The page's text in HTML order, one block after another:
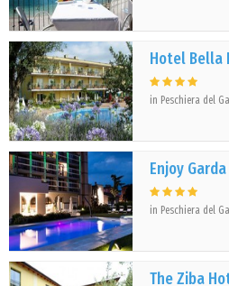
Hotel Bella
in Peschiera del
Enjoy
in Peschiera del
The Ziba